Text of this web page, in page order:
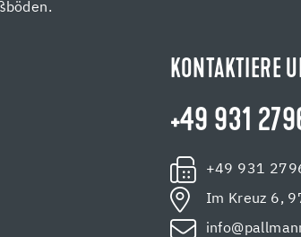
KONTAKTIERE
+49 931
+49 931
Im Kreuz 6,